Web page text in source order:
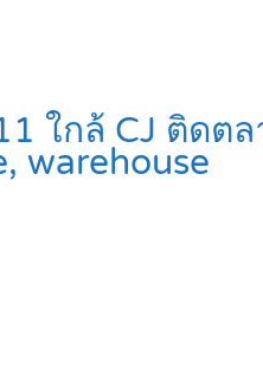
ใกล้ CJ ติด
warehouse